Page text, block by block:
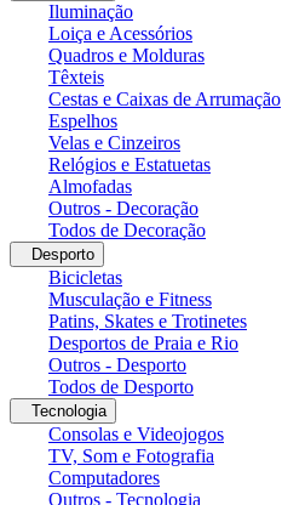
Iluminação
Loiça e Acessórios
Quadros e Molduras
Têxteis
Cestas e Caixas de Arrumação
Espelhos
Velas e Cinzeiros
Relógios e Estatuetas
Almofadas
Outros - Decoração
Todos de Decoração
Desporto
Bicicletas
Musculação e Fitness
Patins, Skates e Trotinetes
Desportos de Praia e Rio
Outros - Desporto
Todos de Desporto
Tecnologia
Consolas e Videojogos
TV, Som e Fotografia
Computadores
Outros - Tecnologia